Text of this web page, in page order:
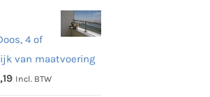
4 of
van maatvoering
Prijsklasse:
Incl. BTW